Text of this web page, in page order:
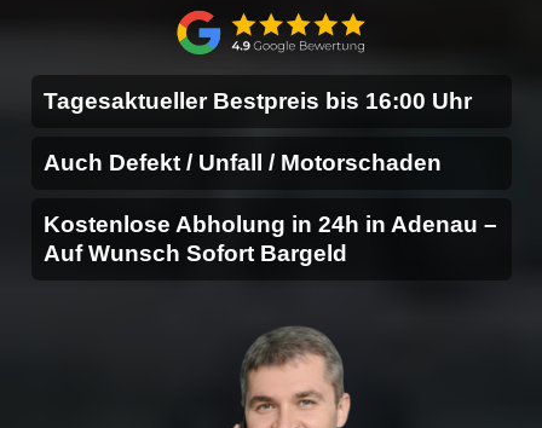
Tagesaktueller Bestpreis bis 16:00 Uhr
Auch Defekt / Unfall / Motorschaden
Kostenlose Abholung in 24h in Adenau –
Auf Wunsch Sofort Bargeld